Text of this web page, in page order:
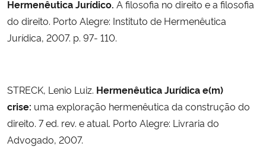
Hermenêutica Jurídico. A filosofia no direito e a filosofia
do direito. Porto Alegre: Instituto de Hermenêutica
Jurídica, 2007. p. 97- 110.
STRECK, Lenio Luiz. Hermenêutica Jurídica e(m)
crise: uma exploração hermenêutica da construção do
direito. 7 ed. rev. e atual. Porto Alegre: Livraria do
Advogado, 2007.